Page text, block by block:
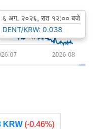
2026-08
07
६ अग. २०२६, रात १२:०० बजे
DENT/KRW: 0.038
KRW (-0.46%)